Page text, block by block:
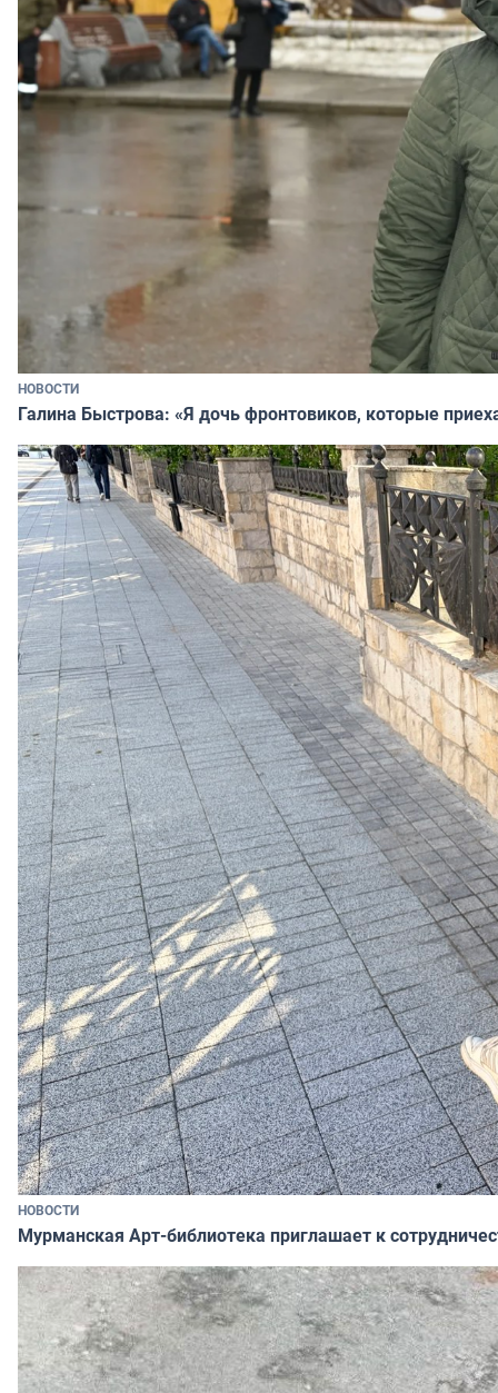
НОВОСТИ
Галина Быстрова: «Я дочь фронтовиков, которые
НОВОСТИ
Мурманская Арт-библиотека приглашает к